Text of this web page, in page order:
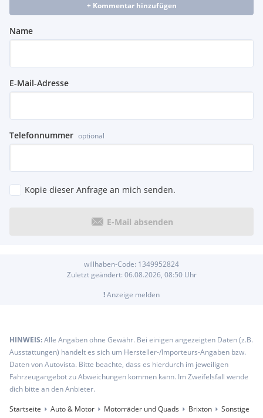
+ Kommentar hinzufügen
Name
E-Mail-Adresse
Telefonnummer optional
Kopie dieser Anfrage an mich senden.
E-Mail absenden
willhaben-Code: 1349952824
Zuletzt geändert: 06.08.2026, 08:50Uhr
!Anzeige melden
HINWEIS:Alle Angaben ohne Gewähr. Bei einigen angezeigten Daten (z.B.
Ausstattungen) handelt es sich um Hersteller-/Importeurs-Angaben bzw.
Daten von Autovista. Bitte beachte, dass es hierdurch im jeweiligen
Fahrzeugangebot zu Abweichungen kommen kann. Im Zweifelsfall wende
dich bitte an den Anbieter.
Startseite
Auto & Motor Motorräder und Quads Brixton Sonstige